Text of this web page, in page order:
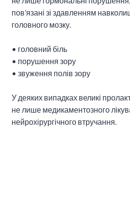
пов’язані зі здавленням
головного мозку.
• головний біль
• порушення зору
• звуження полів зору
У деяких випадках великі
не лише медикаментозного
нейрохірургічного втручання.